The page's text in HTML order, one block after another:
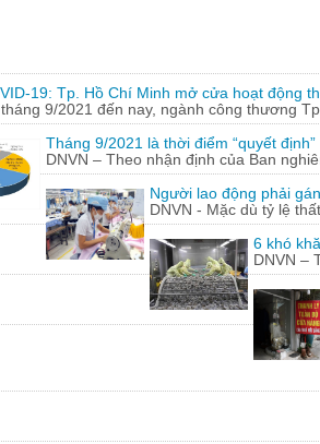
19: Tp. Hồ Chí Minh mở cửa hoạt động
9/2021 đến nay, ngành công thương
Tháng 9/2021 là thời điểm “quyết
DNVN – Theo nhận định của Ban
Người lao động phải
DNVN - Mặc dù tỷ lệ
6 khó
DNVN –